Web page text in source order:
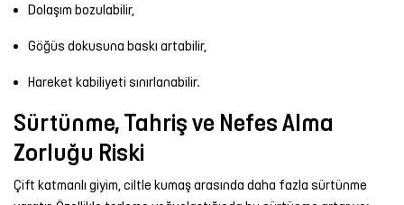
Dolaşım bozulabilir,
Göğüs dokusuna baskı artabilir,
Hareket kabiliyeti sınırlanabilir.
Sürtünme, Tahriş ve Nefes Alma
Zorluğu Riski
Çift katmanlı giyim, ciltle kumaş arasında daha fazla sürtünme